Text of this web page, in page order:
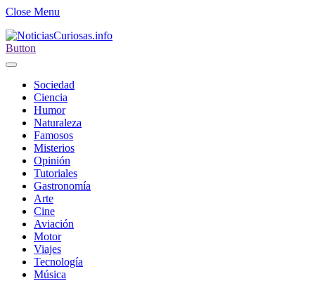
Close Menu
Button
Sociedad
Ciencia
Humor
Naturaleza
Famosos
Misterios
Opinión
Tutoriales
Gastronomía
Arte
Cine
Aviación
Motor
Viajes
Tecnología
Música